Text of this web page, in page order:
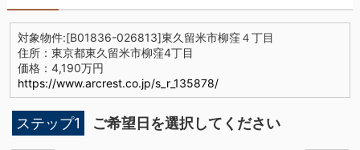
対象物件:[B01836-026813]東久留米市柳窪４丁目
住所：東京都東久留米市柳窪4丁目
価格：4,190万円
https://www.arcrest.co.jp/s_r_135878/
ステップ1 ご希望日を選択してください